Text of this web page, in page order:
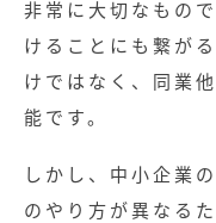
非常に大切なもの
けることにも繋が
けではなく、同業
能です。
しかし、中小企業
のやり方が異なる